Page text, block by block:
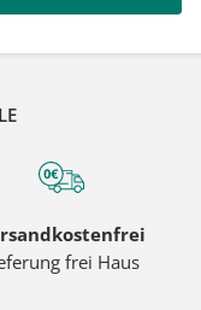
frei Haus